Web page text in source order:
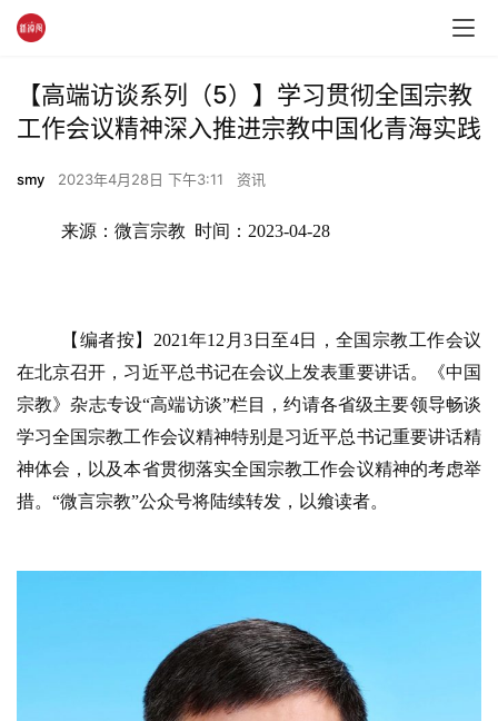
【高端访谈系列（5）】学习贯彻全国宗教
工作会议精神深入推进宗教中国化青海实践
smy 2023年4月28日 下午3:11 资讯
来源：微言宗教  时间：2023-04-28
【编者按】 2021年12月3日至4日，全国宗教工作会议
在北京召开，习近平总书记在会议上发表重要讲话。《中国
宗教》杂志专设“高端访谈”栏目，约请各省级主要领导畅谈
学习全国宗教工作会议精神特别是习近平总书记重要讲话精
神体会，以及本省贯彻落实全国宗教工作会议精神的考虑举
措。“微言宗教”公众号将陆续转发，以飨读者。